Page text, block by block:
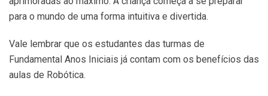
para o mundo de uma forma intuitiva e divertida.
Vale lembrar que os estudantes das turmas de
Fundamental Anos Iniciais já contam com os benefícios das
aulas de Robótica.